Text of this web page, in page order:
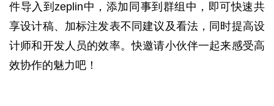
件导入到zeplin中，添加同事到群组中，即可快速共
享设计稿、加标注发表不同建议及看法，同时提高设
计师和开发人员的效率。快邀请小伙伴一起来感受高
效协作的魅力吧！